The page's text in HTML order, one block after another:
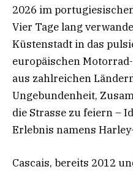
2026 im
Vier Tage lang
Küstenstadt in das
europäischen
aus zahlreichen
Ungebundenheit,
die Strasse zu feiern –
Erlebnis namens
Cascais, bereits 2012